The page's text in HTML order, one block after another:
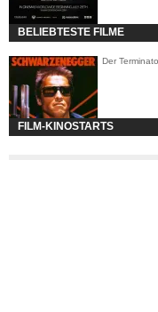
BELIEBTESTE FILME
Der
FILM-KINOSTARTS